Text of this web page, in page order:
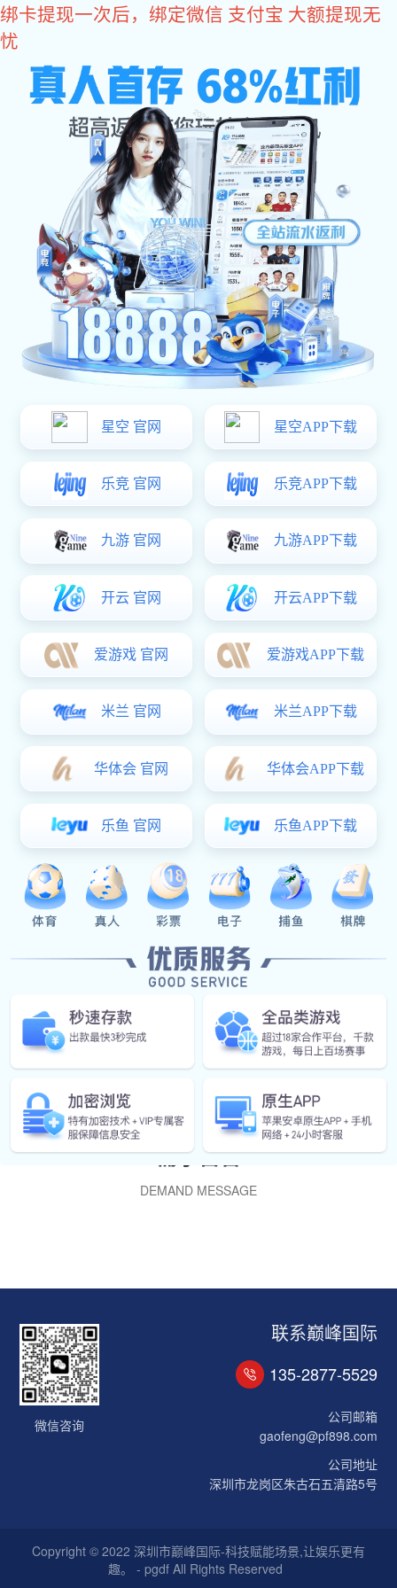
巅峰国际
深圳市巅峰国际-科技赋能场景,让娱乐
更有趣。 - pgdf
公司地址：深圳市龙岗区朱古石五清路5号
咨询电话
0755-89688903
0755-89688461
服务热线
135-2877-5529
企业邮箱
gaofeng@pf898.com
需求留言
DEMAND MESSAGE
微信咨询
联系巅峰国际
135-2877-5529
公司邮箱
gaofeng@pf898.com
公司地址
深圳市龙岗区朱古石五清路5号
Copyright © 2022 深圳市巅峰国际-科技赋能场景,让娱乐更有
趣。 - pgdf All Rights Reserved